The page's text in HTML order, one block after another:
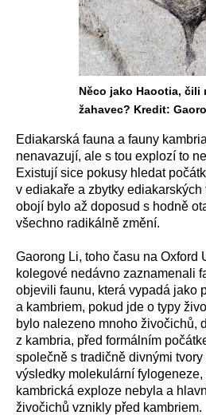
Něco jako Haootia, čili
žahavec? Kredit:
Ediakarská fauna a fauny
nenavazují, ale s tou explozí to
Existují sice pokusy hledat
v ediakaře a zbytky ediakarských
obojí bylo až doposud s hodně
všechno radikálně změní.
Gaorong Li, toho času na Oxford
kolegové nedávno zaznamenali
objevili faunu, která vypadá jako
a kambriem, pokud jde o typy
bylo nalezeno mnoho živočichů,
z kambria, před formálním
společně s tradičně divnými
výsledky molekulární
kambrická exploze nebyla a
živočichů vznikly před kambriem.